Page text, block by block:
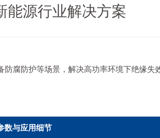
能源行业解决方案
腐防护等场景，解决高功率环境下绝缘
数与应用细节